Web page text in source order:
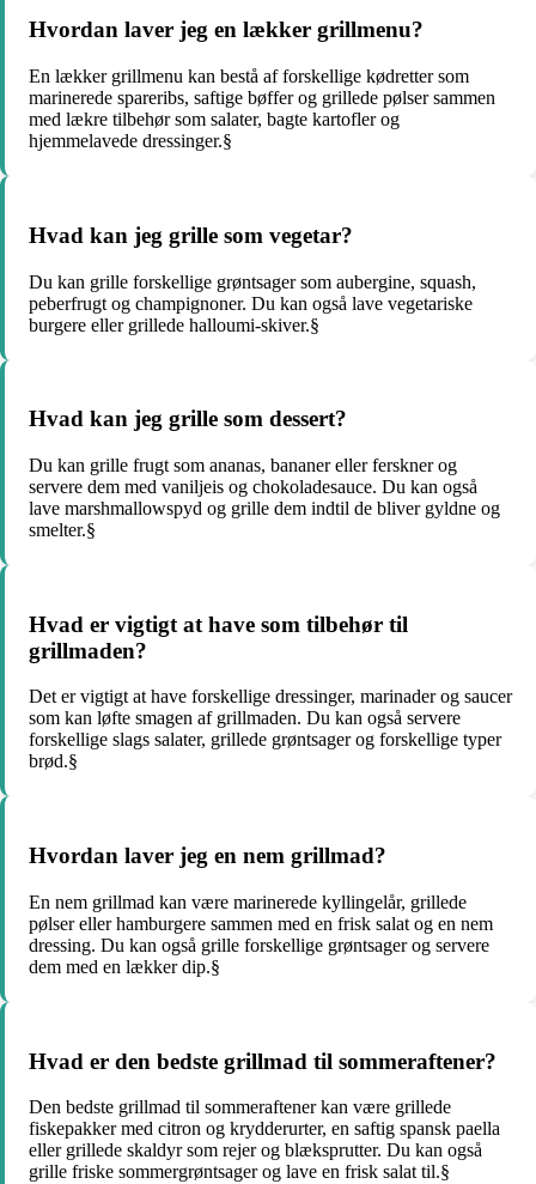
Hvordan laver jeg en lækker grillmenu?
En lækker grillmenu kan bestå af forskellige kødretter som
marinerede spareribs, saftige bøffer og grillede pølser sammen
med lækre tilbehør som salater, bagte kartofler og
hjemmelavede dressinger.§
Hvad kan jeg grille som vegetar?
Du kan grille forskellige grøntsager som aubergine, squash,
peberfrugt og champignoner. Du kan også lave vegetariske
burgere eller grillede halloumi-skiver.§
Hvad kan jeg grille som dessert?
Du kan grille frugt som ananas, bananer eller ferskner og
servere dem med vaniljeis og chokoladesauce. Du kan også
lave marshmallowspyd og grille dem indtil de bliver gyldne og
smelter.§
Hvad er vigtigt at have som tilbehør til
grillmaden?
Det er vigtigt at have forskellige dressinger, marinader og saucer
som kan løfte smagen af grillmaden. Du kan også servere
forskellige slags salater, grillede grøntsager og forskellige typer
brød.§
Hvordan laver jeg en nem grillmad?
En nem grillmad kan være marinerede kyllingelår, grillede
pølser eller hamburgere sammen med en frisk salat og en nem
dressing. Du kan også grille forskellige grøntsager og servere
dem med en lækker dip.§
Hvad er den bedste grillmad til sommeraftener?
Den bedste grillmad til sommeraftener kan være grillede
fiskepakker med citron og krydderurter, en saftig spansk paella
eller grillede skaldyr som rejer og blæksprutter. Du kan også
grille friske sommergrøntsager og lave en frisk salat til.§